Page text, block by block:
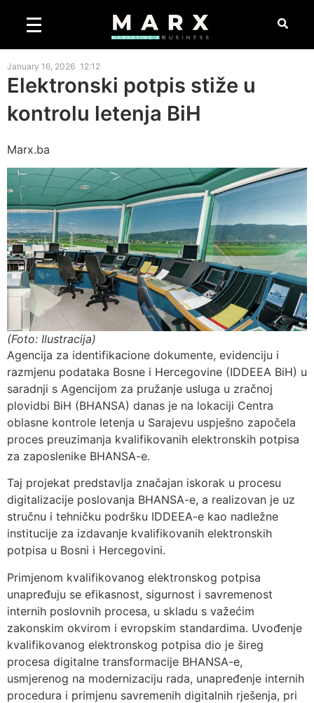
January 16, 2026 12:12
Elektronski potpis stiže u
kontrolu letenja BiH
Marx.ba
(Foto: Ilustracija)
Agencija za identifikacione dokumente, evidenciju i
razmjenu podataka Bosne i Hercegovine (IDDEEA BiH) u
saradnji s Agencijom za pružanje usluga u zračnoj
plovidbi BiH (BHANSA) danas je na lokaciji Centra
oblasne kontrole letenja u Sarajevu uspješno započela
proces preuzimanja kvalifikovanih elektronskih potpisa
za zaposlenike BHANSA-e.
Taj projekat predstavlja značajan iskorak u procesu
digitalizacije poslovanja BHANSA-e, a realizovan je uz
stručnu i tehničku podršku IDDEEA-e kao nadležne
institucije za izdavanje kvalifikovanih elektronskih
potpisa u Bosni i Hercegovini.
Primjenom kvalifikovanog elektronskog potpisa
unapređuju se efikasnost, sigurnost i savremenost
internih poslovnih procesa, u skladu s važećim
zakonskim okvirom i evropskim standardima. Uvođenje
kvalifikovanog elektronskog potpisa dio je šireg
procesa digitalne transformacije BHANSA-e,
usmjerenog na modernizaciju rada, unapređenje internih
procedura i primjenu savremenih digitalnih rješenja, pri